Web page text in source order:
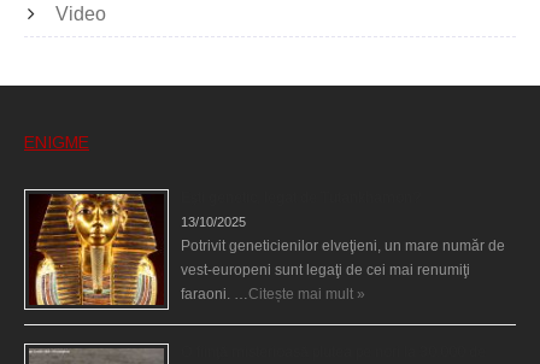
Video
ENIGME
13/10/2025
Potrivit geneticienilor elveţieni, un mare număr de
vest-europeni sunt legaţi de cei mai renumiţi
faraoni. …Citește mai mult »